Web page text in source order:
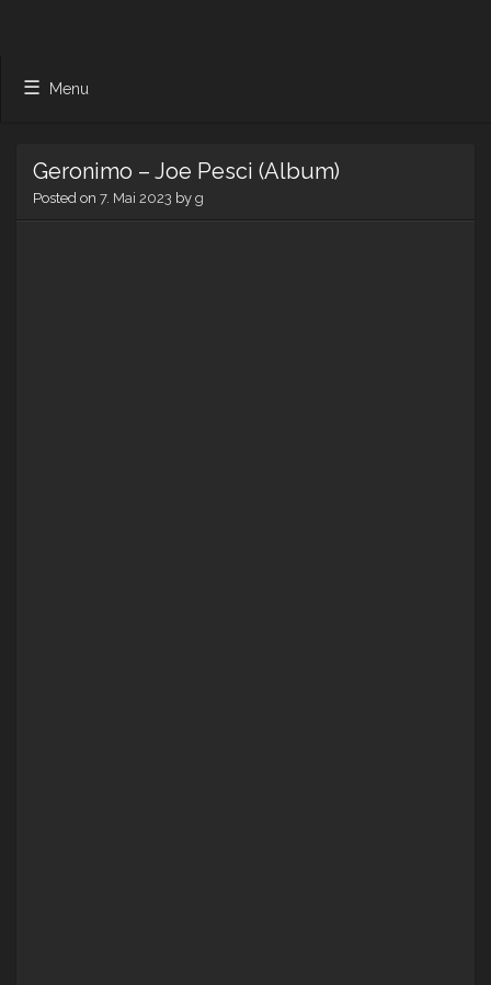
Menu
Geronimo – Joe Pesci (Album)
Posted on 7. Mai 2023 by g